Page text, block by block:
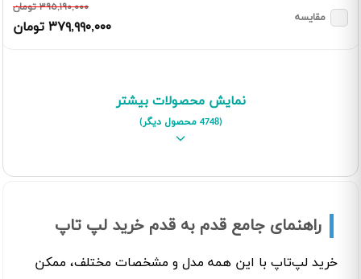
٣٩٥,١٩٠,٠٠٠ تومان
٣٧٩,٩٩٠,٠٠٠ تومان
مقایسه
نمایش محصولات بیشتر
(4748 محصول دیگر)
راهنمای جامع قدم به قدم خرید لپ تاپ
خرید لپ‌تاپ با این همه مدل و مشخصات مختلف، ممکن